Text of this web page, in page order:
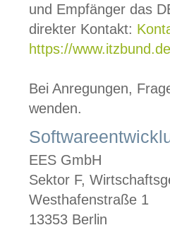
und Empfänger das
direkter Kontakt:
https://
Bei Anregungen,
wenden.
EES GmbH
Sektor F,
Westhafenstraße 1
13353 Berlin